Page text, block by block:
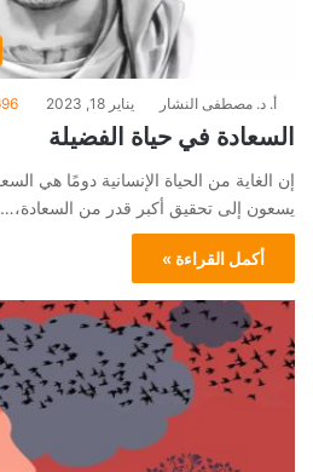
أ. د. مصطفى النشار يناير 18, 2023
السعادة في حياة الفضيلة
إن الغاية من الحياة الإنسانية دومًا هي
يسعون إلى تحقيق أكبر قدر من السعادة،…
أكمل القراءة »